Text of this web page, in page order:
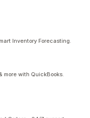
Inventory Forecasting.
more with QuickBooks.